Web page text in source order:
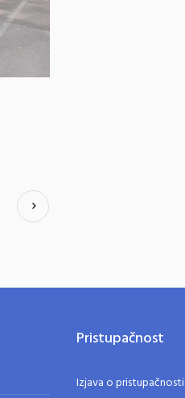
Pristupačnost
Izjava o pristupačnosti